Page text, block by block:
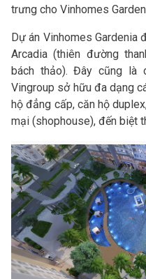
trưng cho Vinhomes
Dự án Vinhomes Gardenia
Arcadia (thiên đường
bách thảo). Đây cũng là
Vingroup sở hữu đa dạng
hộ đẳng cấp, căn hộ
mại (shophouse), đến biệt